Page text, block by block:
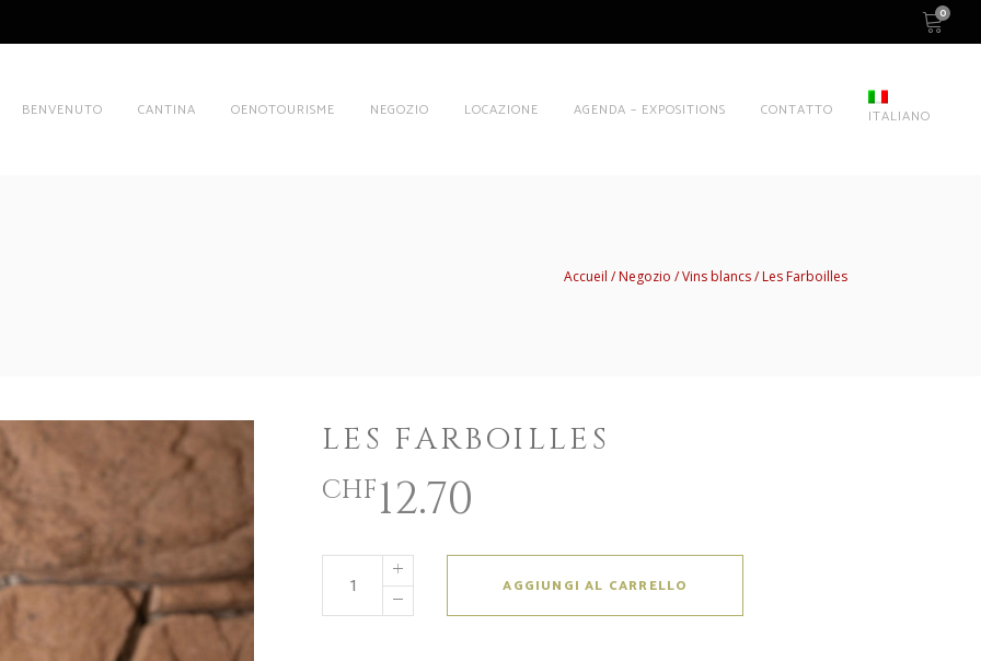
0
BENVENUTO CANTINA OENOTOURISME NEGOZIO LOCAZIONE AGENDA – EXPOSITIONS CONTATTO ITALIANO
Accueil Negozio Vins blancs Les Farboilles
LES FARBOILLES
CHF12.70
AGGIUNGI AL CARRELLO